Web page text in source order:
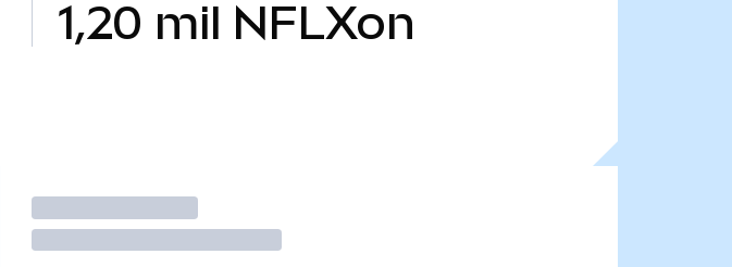
1,20 mil NFLXon
Operar